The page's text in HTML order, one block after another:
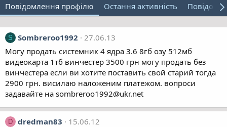
Повідомлення профілю Остання активність
S Sombreroo1992
27.06.13
Могу продать системник 4 ядра 3.6 8гб озу 512мб
видеокарта 1тб винчестер 3500 грн могу продать без
винчестера если ви хотите поставить свой старий тогда
2900 грн. висилаю наложеним платежом. вопроси
задавайте на sombreroo1992@ukr.net
D dredman83
15.06.12